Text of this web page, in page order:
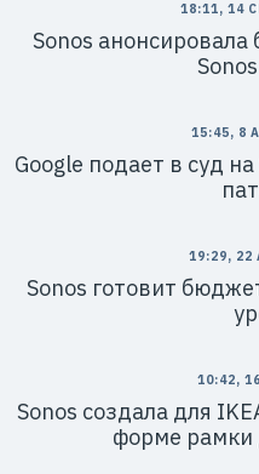
18:11, 14
Sonos
15:45, 8
Google подает в суд
19:29, 22
Sonos готовит
10:42,
Sonos создала для
форме рамки